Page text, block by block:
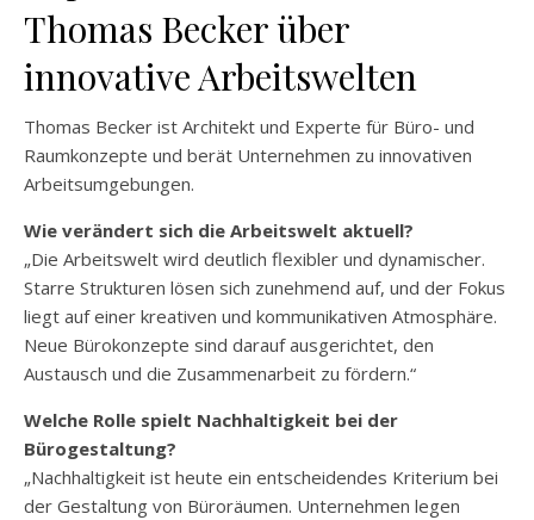
Thomas Becker über
innovative Arbeitswelten
Thomas Becker ist Architekt und Experte für Büro- und
Raumkonzepte und berät Unternehmen zu innovativen
Arbeitsumgebungen.
Wie verändert sich die Arbeitswelt aktuell?
„Die Arbeitswelt wird deutlich flexibler und dynamischer.
Starre Strukturen lösen sich zunehmend auf, und der Fokus
liegt auf einer kreativen und kommunikativen Atmosphäre.
Neue Bürokonzepte sind darauf ausgerichtet, den
Austausch und die Zusammenarbeit zu fördern.“
Welche Rolle spielt Nachhaltigkeit bei der
Bürogestaltung?
„Nachhaltigkeit ist heute ein entscheidendes Kriterium bei
der Gestaltung von Büroräumen. Unternehmen legen